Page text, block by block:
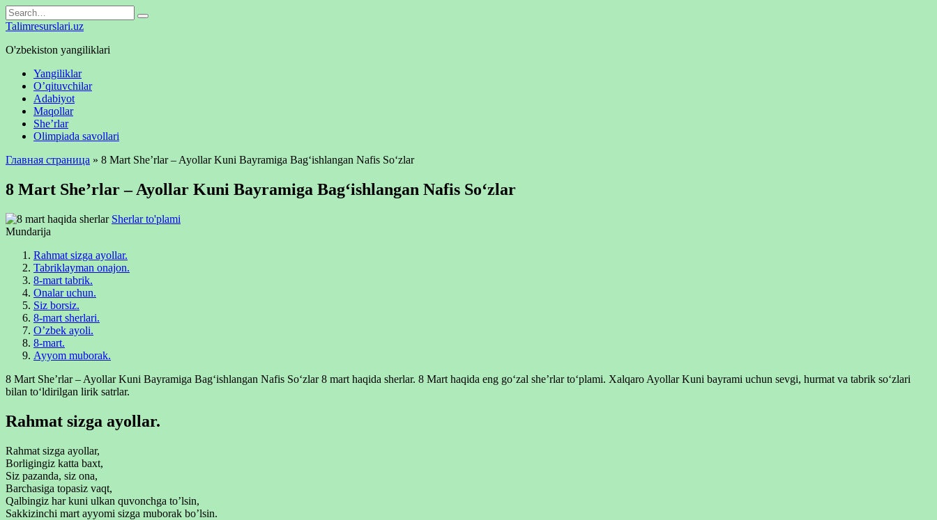
Skip
to
Search
for:
Talimresurslari.uz
O'zbekiston yangiliklari
Yangiliklar
O’qituvchilar
Adabiyot
Maqollar
She’rlar
Olimpiada savollari
Главная страница » 8 Mart She’rlar – Ayollar Kuni Bayramiga Bag‘ishlangan Nafis So‘zlar
8 Mart She’rlar – Ayollar Kuni Bayramiga Bag‘ishlangan Nafis So‘zlar
Sherlar to'plami
Mundarija
Rahmat sizga ayollar.
Tabriklayman onajon.
8-mart tabrik.
Onalar uchun.
Siz borsiz.
8-mart sherlari.
O’zbek ayoli.
8-mart.
Ayyom muborak.
8 Mart She’rlar – Ayollar Kuni Bayramiga Bag‘ishlangan Nafis So‘zlar 8 mart haqida sherlar. 8 Mart haqida eng go‘zal she’rlar to‘plami. Xalqaro Ayollar Kuni bayrami uchun sevgi, hurmat va tabrik so‘zlari
bilan to‘ldirilgan lirik satrlar.
Rahmat sizga ayollar.
Rahmat sizga ayollar,
Borligingiz katta baxt,
Siz pazanda, siz ona,
Barchasiga topasiz vaqt,
Qalbingiz har kuni ulkan quvonchga to’lsin,
Sakkizinchi mart ayyomi sizga muborak bo’lsin.